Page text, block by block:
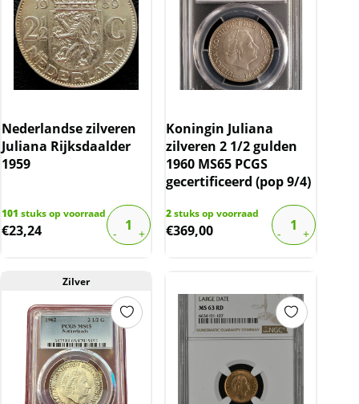
Nederlandse zilveren
Juliana Rijksdaalder
1959
101 stuks op voorraad
€23,24
Koningin Juliana
zilveren 2 1/2 gulden
1960 MS65 PCGS
gecertificeerd (pop 9/4)
2stuks op voorraad
€369,00
Zilver